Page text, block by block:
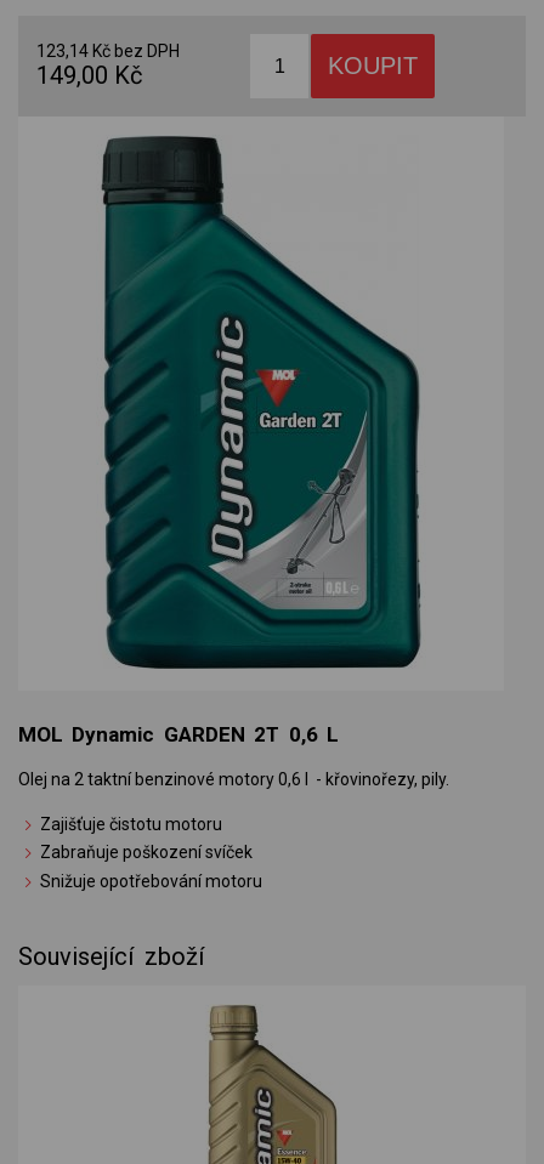
123,14 Kč bez DPH
149,00 Kč
MOL Dynamic GARDEN 2T 0,6 L
Olej na 2 taktní benzinové motory 0,6 l - křovinořezy, pily.
Zajišťuje čistotu motoru
Zabraňuje poškození svíček
Snižuje opotřebování motoru
Související zboží